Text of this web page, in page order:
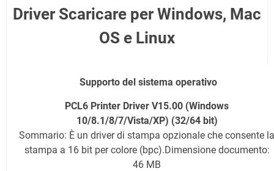
Driver Scaricare per Windows, Mac
OS e Linux
Supporto del sistema operativo
PCL6 Printer Driver V15.00 (Windows
10/8.1/8/7/Vista/XP) (32/64 bit)
Sommario: È un driver di stampa opzionale che consente la
stampa a 16 bit per colore (bpc).Dimensione documento:
46 MB